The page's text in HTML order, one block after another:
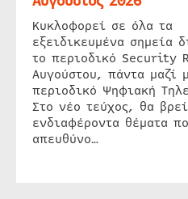
Κυκλοφορεί σε όλα τα
εξειδικευμένα σημεία
το περιοδικό Security
Αυγούστου, πάντα μαζί
περιοδικό Ψηφιακή
Στο νέο τεύχος, θα
ενδιαφέροντα θέματα
απευθύνο…